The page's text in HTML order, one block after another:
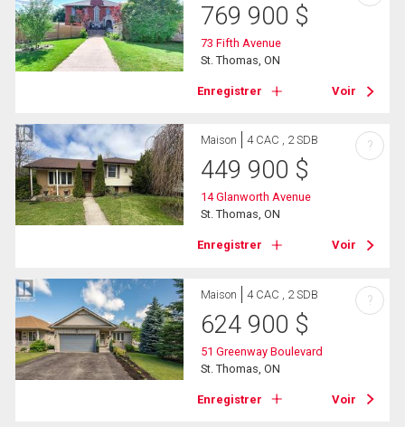
769 900 $
73 Fifth Avenue
St. Thomas, ON
Enregistrer Voir
Maison 4 CAC , 2 SDB
449 900 $
14 Glanworth Avenue
St. Thomas, ON
Enregistrer Voir
?
Maison 4 CAC , 2 SDB
624 900 $
51 Greenway Boulevard
St. Thomas, ON
Enregistrer Voir
?